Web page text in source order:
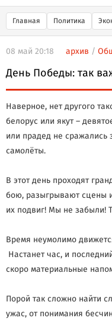
Главная Политика
08 май 20:18 архив /
День Победы: так
Наверное, нет другого
белорус или якут –
или прадед не сражались
самолёты.
В этот день проходят
бою, разыгрывают сцены
их подвиг! Мы не забыли!
Время неумолимо
Настанет час, и
скоро материальные
Порой так сложно найти
ужас, от понимания